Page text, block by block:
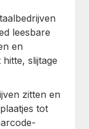
leesbare
en
slijtage
zitten en
tot